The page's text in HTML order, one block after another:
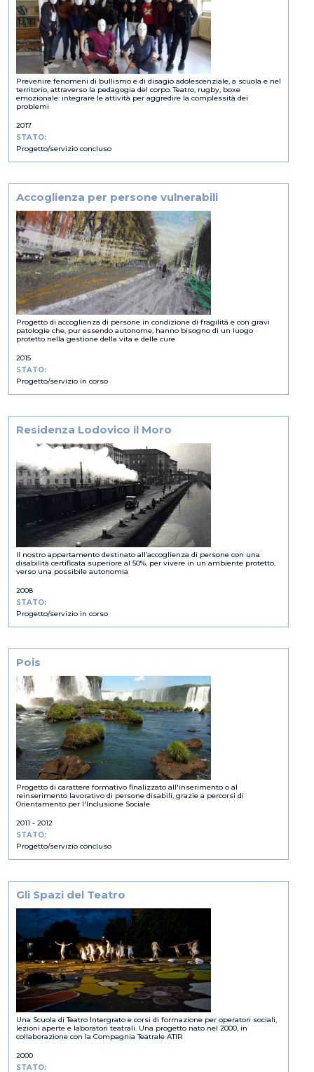
Prevenire fenomeni di bullismo e di disagio adolescenziale, a scuola e nel
territorio, attraverso la pedagogia del corpo. Teatro, rugby, boxe
emozionale: integrare le attività per aggredire la complessità dei
problemi
2017
STATO:
Progetto/servizio concluso
Accoglienza per persone vulnerabili
Progetto di accoglienza di persone in condizione di fragilità e con gravi
patologie che, pur essendo autonome, hanno bisogno di un luogo
protetto nella gestione della vita e delle cure
2015
STATO:
Progetto/servizio in corso
Residenza Lodovico il Moro
Il nostro appartamento destinato all’accoglienza di persone con una
disabilità certificata superiore al 50%, per vivere in un ambiente protetto,
verso una possibile autonomia
2008
STATO:
Progetto/servizio in corso
Pois
Progetto di carattere formativo finalizzato all'inserimento o al
reinserimento lavorativo di persone disabili, grazie a percorsi di
Orientamento per l'Inclusione Sociale
2011 - 2012
STATO:
Progetto/servizio concluso
Gli Spazi del Teatro
Una Scuola di Teatro Intergrato e corsi di formazione per operatori sociali,
lezioni aperte e laboratori teatrali. Una progetto nato nel 2000, in
collaborazione con la Compagnia Teatrale ATIR
2000
STATO: